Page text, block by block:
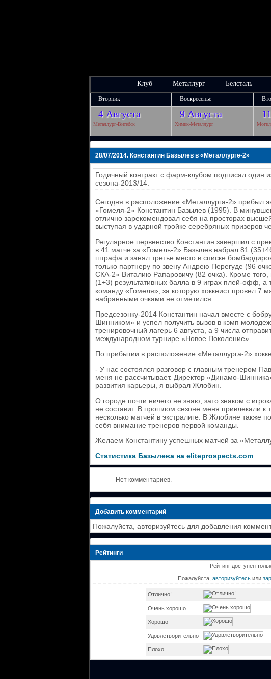
Клуб Металлург Белсталь
Вторник Воскресенье
4 Августа 9 Августа
Металлург-Витебск Химик-Металлург
28/07/2014. Константин Базылев в «Металлурге-2»
Годичный контракт с фарм-клубом подписал один
сезона-2013/14.
Сегодня в расположение «Металлурга-2» прибыл
«Гомеля-2» Константин Базылев (1995). В
отлично зарекомендовал себя на просторах
выступая в ударной тройке серебряных призеров
Регулярное первенство Константин завершил с
в 41 матче за «Гомель-2» Базылев набрал 81
штрафа и занял третье место в списке
только партнеру по звену Андрею Перегуде (96
СКА-2» Виталию Рапаровичу (82 очка). Кроме того,
(1+3) результативных балла в 9 играх плей-офф, а
команду «Гомеля», за которую хоккеист провел 7
набранными очками не отметился.
Предсезонку-2014 Константин начал вместе с
Шинником» и успел получить вызов в кэмп
тренировочный лагерь 6 августа, а 9 числа
международном турнире «Новое Поколение».
По прибытии в расположение «Металлурга-2»
- У нас состоялся разговор с главным тренером
меня не рассчитывает. Директор «Динамо-
развития карьеры, я выбрал Жлобин.
О городе почти ничего не знаю, зато знаком с
не составит. В прошлом сезоне меня привлекали
несколько матчей в экстралиге. В Жлобине также
себя внимание тренеров первой команды.
Желаем Константину успешных матчей за
Статистика Базылева на eliteprospects.com
Нет комментариев.
Добавить комментарий
Пожалуйста, авторизуйтесь для добавления
Рейтинги
Рейтинг доступен
Пожалуйста, авторизуйтесь или
Отлично!
Очень хорошо
Хорошо
Удовлетворительно
Плохо